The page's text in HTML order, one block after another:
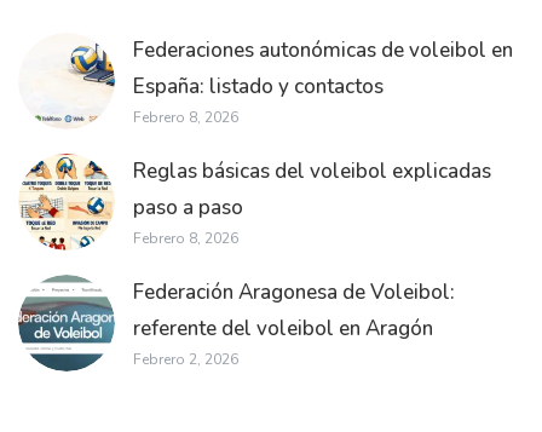
Federaciones autonómicas de voleibol en
España: listado y contactos
Febrero 8, 2026
Reglas básicas del voleibol explicadas
paso a paso
Febrero 8, 2026
Federación Aragonesa de Voleibol:
referente del voleibol en Aragón
Febrero 2, 2026